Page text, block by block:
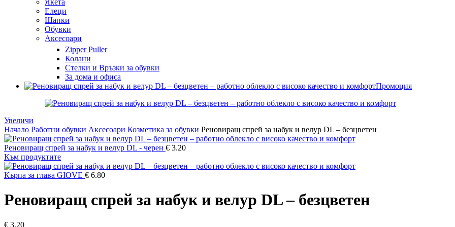
Якета
Елеци
Шапки
Обувки
Аксесоари
Zipper Puller
Колани
Стелки и Връзки за обувки
За дома и офиса
Промоция
Увеличи
Начало Работни обувки Аксесоари Козметика за обувки Реновиращ спрей за набук и велур DL – безцветен
Реновиращ спрей за набук и велур DL - черен € 3.20
Към продуктите
Кърпа за глава GIOVE € 6.80
Реновиращ спрей за набук и велур DL – безцветен
€ 3.20